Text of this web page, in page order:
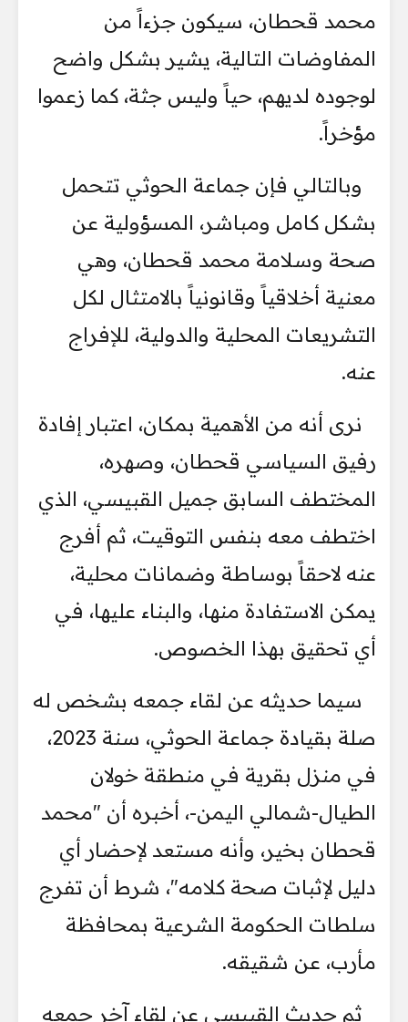
محمد قحطان، سيكون جزءاً من
المفاوضات التالية، يشير بشكل واضح
لوجوده لديهم، حياً وليس جثة، كما زعموا
مؤخراً.
وبالتالي فإن جماعة الحوثي تتحمل
بشكل كامل ومباشر، المسؤولية عن
صحة وسلامة محمد قحطان، وهي
معنية أخلاقياً وقانونياً بالامتثال لكل
التشريعات المحلية والدولية، للإفراج
عنه.
نرى أنه من الأهمية بمكان، اعتبار إفادة
رفيق السياسي قحطان، وصهره،
المختطف السابق جميل القبيسي، الذي
اختطف معه بنفس التوقيت، ثم أفرج
عنه لاحقاً بوساطة وضمانات محلية،
يمكن الاستفادة منها، والبناء عليها، في
أي تحقيق بهذا الخصوص.
سيما حديثه عن لقاء جمعه بشخص له
صلة بقيادة جماعة الحوثي، سنة 2023،
في منزل بقرية في منطقة خولان
الطيال-شمالي اليمن-، أخبره أن "محمد
قحطان بخير، وأنه مستعد لإحضار أي
دليل لإثبات صحة كلامه"، شرط أن تفرج
سلطات الحكومة الشرعية بمحافظة
مأرب، عن شقيقه.
ثم حديث القبيسي عن لقاء آخر جمعه